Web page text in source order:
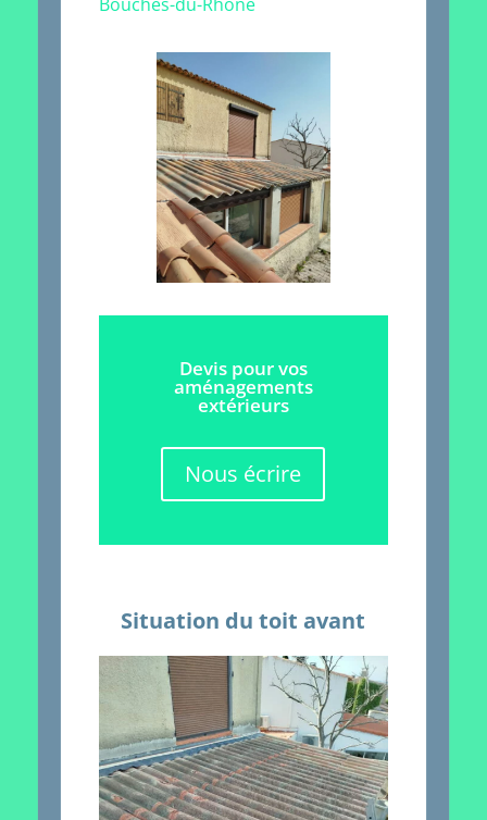
Devis pour vos
aménagements
extérieurs
Nous écrire
Situation du toit avant